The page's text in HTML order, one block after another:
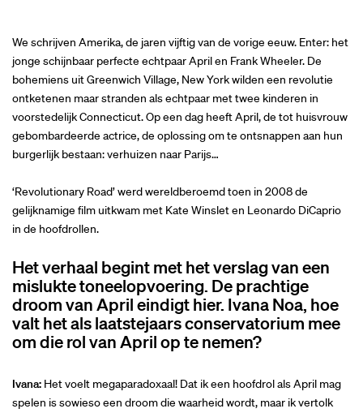
We schrijven Amerika, de jaren vijftig van de vorige eeuw. Enter: het
jonge schijnbaar perfecte echtpaar April en Frank Wheeler. De
bohemiens uit Greenwich Village, New York wilden een revolutie
ontketenen maar stranden als echtpaar met twee kinderen in
voorstedelijk Connecticut. Op een dag heeft April, de tot huisvrouw
gebombardeerde actrice, de oplossing om te ontsnappen aan hun
burgerlijk bestaan: verhuizen naar Parijs…
‘Revolutionary Road’ werd wereldberoemd toen in 2008 de
gelijknamige film uitkwam met Kate Winslet en Leonardo DiCaprio
in de hoofdrollen.
Het verhaal begint met het verslag van een
mislukte toneelopvoering. De prachtige
droom van April eindigt hier. Ivana Noa, hoe
valt het als laatstejaars conservatorium mee
om die rol van April op te nemen?
Ivana: Het voelt megaparadoxaal! Dat ik een hoofdrol als April mag
spelen is sowieso een droom die waarheid wordt, maar ik vertolk